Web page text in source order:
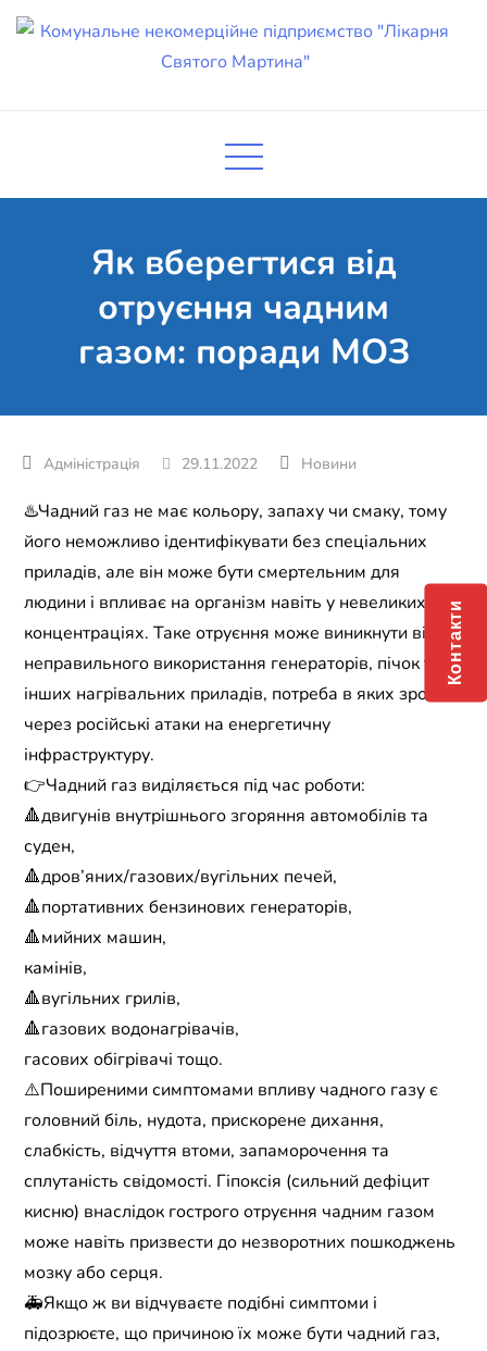
Skip
підприємство "Лікарня Святого
Як вберегтися від
отруєння чадним
газом: поради МОЗ
29.11.2022 Новини
♨️Чадний газ не має кольору, запаху чи смаку, тому
його неможливо ідентифікувати без спеціальних
приладів, але він може бути смертельним для
людини і впливає на організм навіть у невеликих
концентраціях. Таке отруєння може виникнути від
неправильного використання генераторів, пічок та
інших нагрівальних приладів, потреба в яких зросла
через російські атаки на енергетичну
інфраструктуру.
👉Чадний газ виділяється під час роботи:
🔺двигунів внутрішнього згоряння автомобілів та
суден,
🔺дров’яних/газових/вугільних печей,
🔺портативних бензинових генераторів,
🔺мийних машин,
камінів,
🔺вугільних грилів,
🔺газових водонагрівачів,
гасових обігрівачі тощо.
⚠️Поширеними симптомами впливу чадного газу є
головний біль, нудота, прискорене дихання,
слабкість, відчуття втоми, запаморочення та
сплутаність свідомості. Гіпоксія (сильний дефіцит
кисню) внаслідок гострого отруєння чадним газом
може навіть призвести до незворотних пошкоджень
мозку або серця.
🚑Якщо ж ви відчуваєте подібні симптоми і
підозрюєте, що причиною їх може бути чадний газ,
Контакти